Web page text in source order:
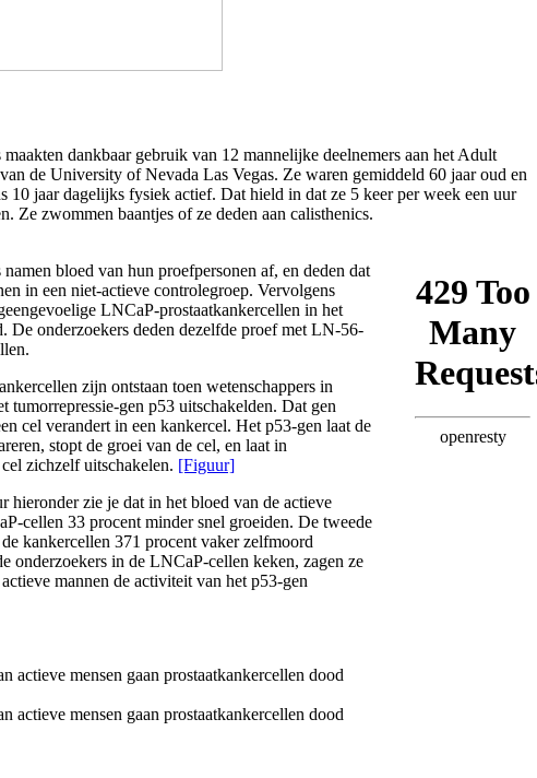
maakten dankbaar gebruik van 12 mannelijke deelnemers aan het Adult
de University of Nevada Las Vegas. Ze waren gemiddeld 60 jaar oud en
10 jaar dagelijks fysiek actief. Dat hield in dat ze 5 keer per week een uur
Ze zwommen baantjes of ze deden aan calisthenics.
bloed van hun proefpersonen af, en deden dat
in een niet-actieve controlegroep. Vervolgens
LNCaP-prostaatkankercellen in het
De onderzoekers deden dezelfde proef met LN-56-
zijn ontstaan toen wetenschappers in
tumorrepressie-gen p53 uitschakelden. Dat gen
cel verandert in een kankercel. Het p53-gen laat de
stopt de groei van de cel, en laat in
zichzelf uitschakelen. [Figuur]
hieronder zie je dat in het bloed van de actieve
cellen 33 procent minder snel groeiden. De tweede
kankercellen 371 procent vaker zelfmoord
onderzoekers in de LNCaP-cellen keken, zagen ze
mannen de activiteit van het p53-gen